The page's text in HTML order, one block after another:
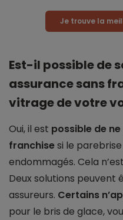
Je trouve la
Est-il possible de
assurance sans
vitrage de votre
Oui, il est possible de
franchisesi le
endommagés. Cela
Deux solutions peuvent
assureurs. Certains
pour le bris de glace,